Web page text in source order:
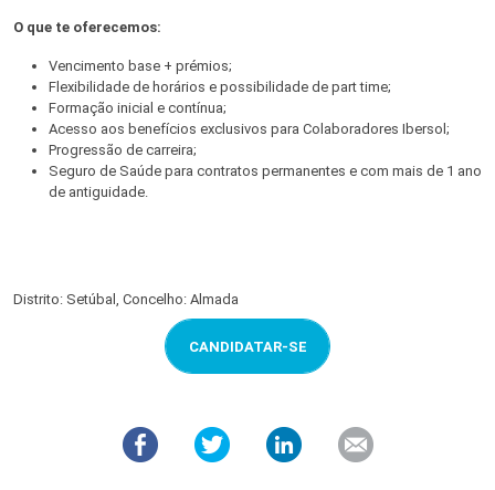
O que te oferecemos:
Vencimento base + prémios;
Flexibilidade de horários e possibilidade de part time;
Formação inicial e contínua;
Acesso aos benefícios exclusivos para Colaboradores Ibersol;
Progressão de carreira;
Seguro de Saúde para contratos permanentes e com mais de 1 ano
de antiguidade.
Distrito: Setúbal, Concelho: Almada
CANDIDATAR-SE